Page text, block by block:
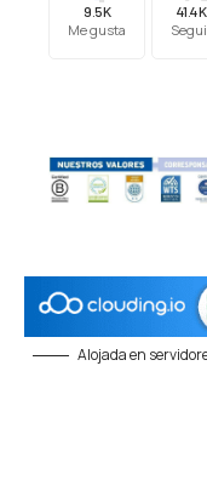
9.5K
Me gusta
41.4K
Alojada en